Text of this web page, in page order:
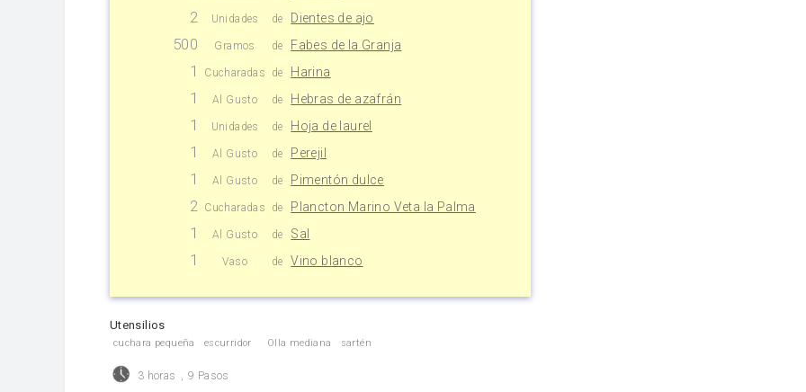
2 Unidades de Dientes de ajo
500 Gramos de Fabes de la Granja
1 Cucharadas de Harina
1 Al Gusto de Hebras de azafrán
1 Unidades de Hoja de laurel
1 Al Gusto de Perejil
1 Al Gusto de Pimentón dulce
2 Cucharadas de Plancton Marino Veta la Palma
1 Al Gusto de Sal
1 Vaso de Vino blanco
Utensilios
cuchara pequeña escurridor Olla mediana sartén
3 horas , 9 Pasos